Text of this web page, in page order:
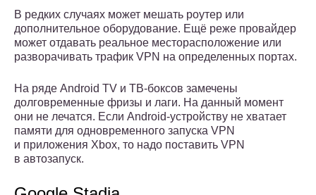
В редких случаях может мешать роутер или
дополнительное оборудование. Ещё реже провайдер
может отдавать реальное месторасположение или
разворачивать трафик VPN на определенных портах.
На ряде Android TV и ТВ-боксов замечены
долговременные фризы и лаги. На данный момент
они не лечатся. Если Android-устройству не хватает
памяти для одновременного запуска VPN
и приложения Xbox, то надо поставить VPN
в автозапуск.